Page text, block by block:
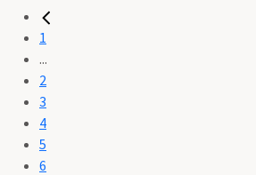
1
...
2
3
4
5
6